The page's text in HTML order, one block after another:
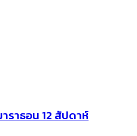
ราธอน 12 สัปดาห์